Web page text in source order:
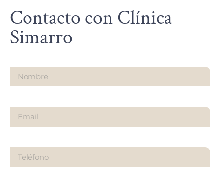
Contacto con Clínica
Simarro